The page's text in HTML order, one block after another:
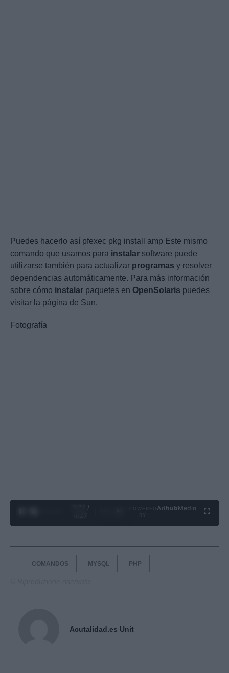
Puedes hacerlo así pfexec pkg install amp Este mismo
comando que usamos para instalar software puede
utilizarse también para actualizar programas y resolver
dependencias automáticamente. Para más información
sobre cómo instalar paquetes en OpenSolaris puedes
visitar la página de Sun.
Fotografía
0:28 /
Ad hubMedia
COMANDOS MYSQL PHP
Acutalidad.es Unit